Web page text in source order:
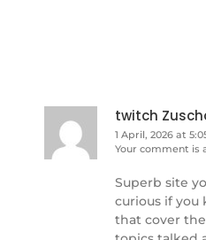
twitch
1 April, 2026 at
Your comment is
Superb site
curious if you
that cover